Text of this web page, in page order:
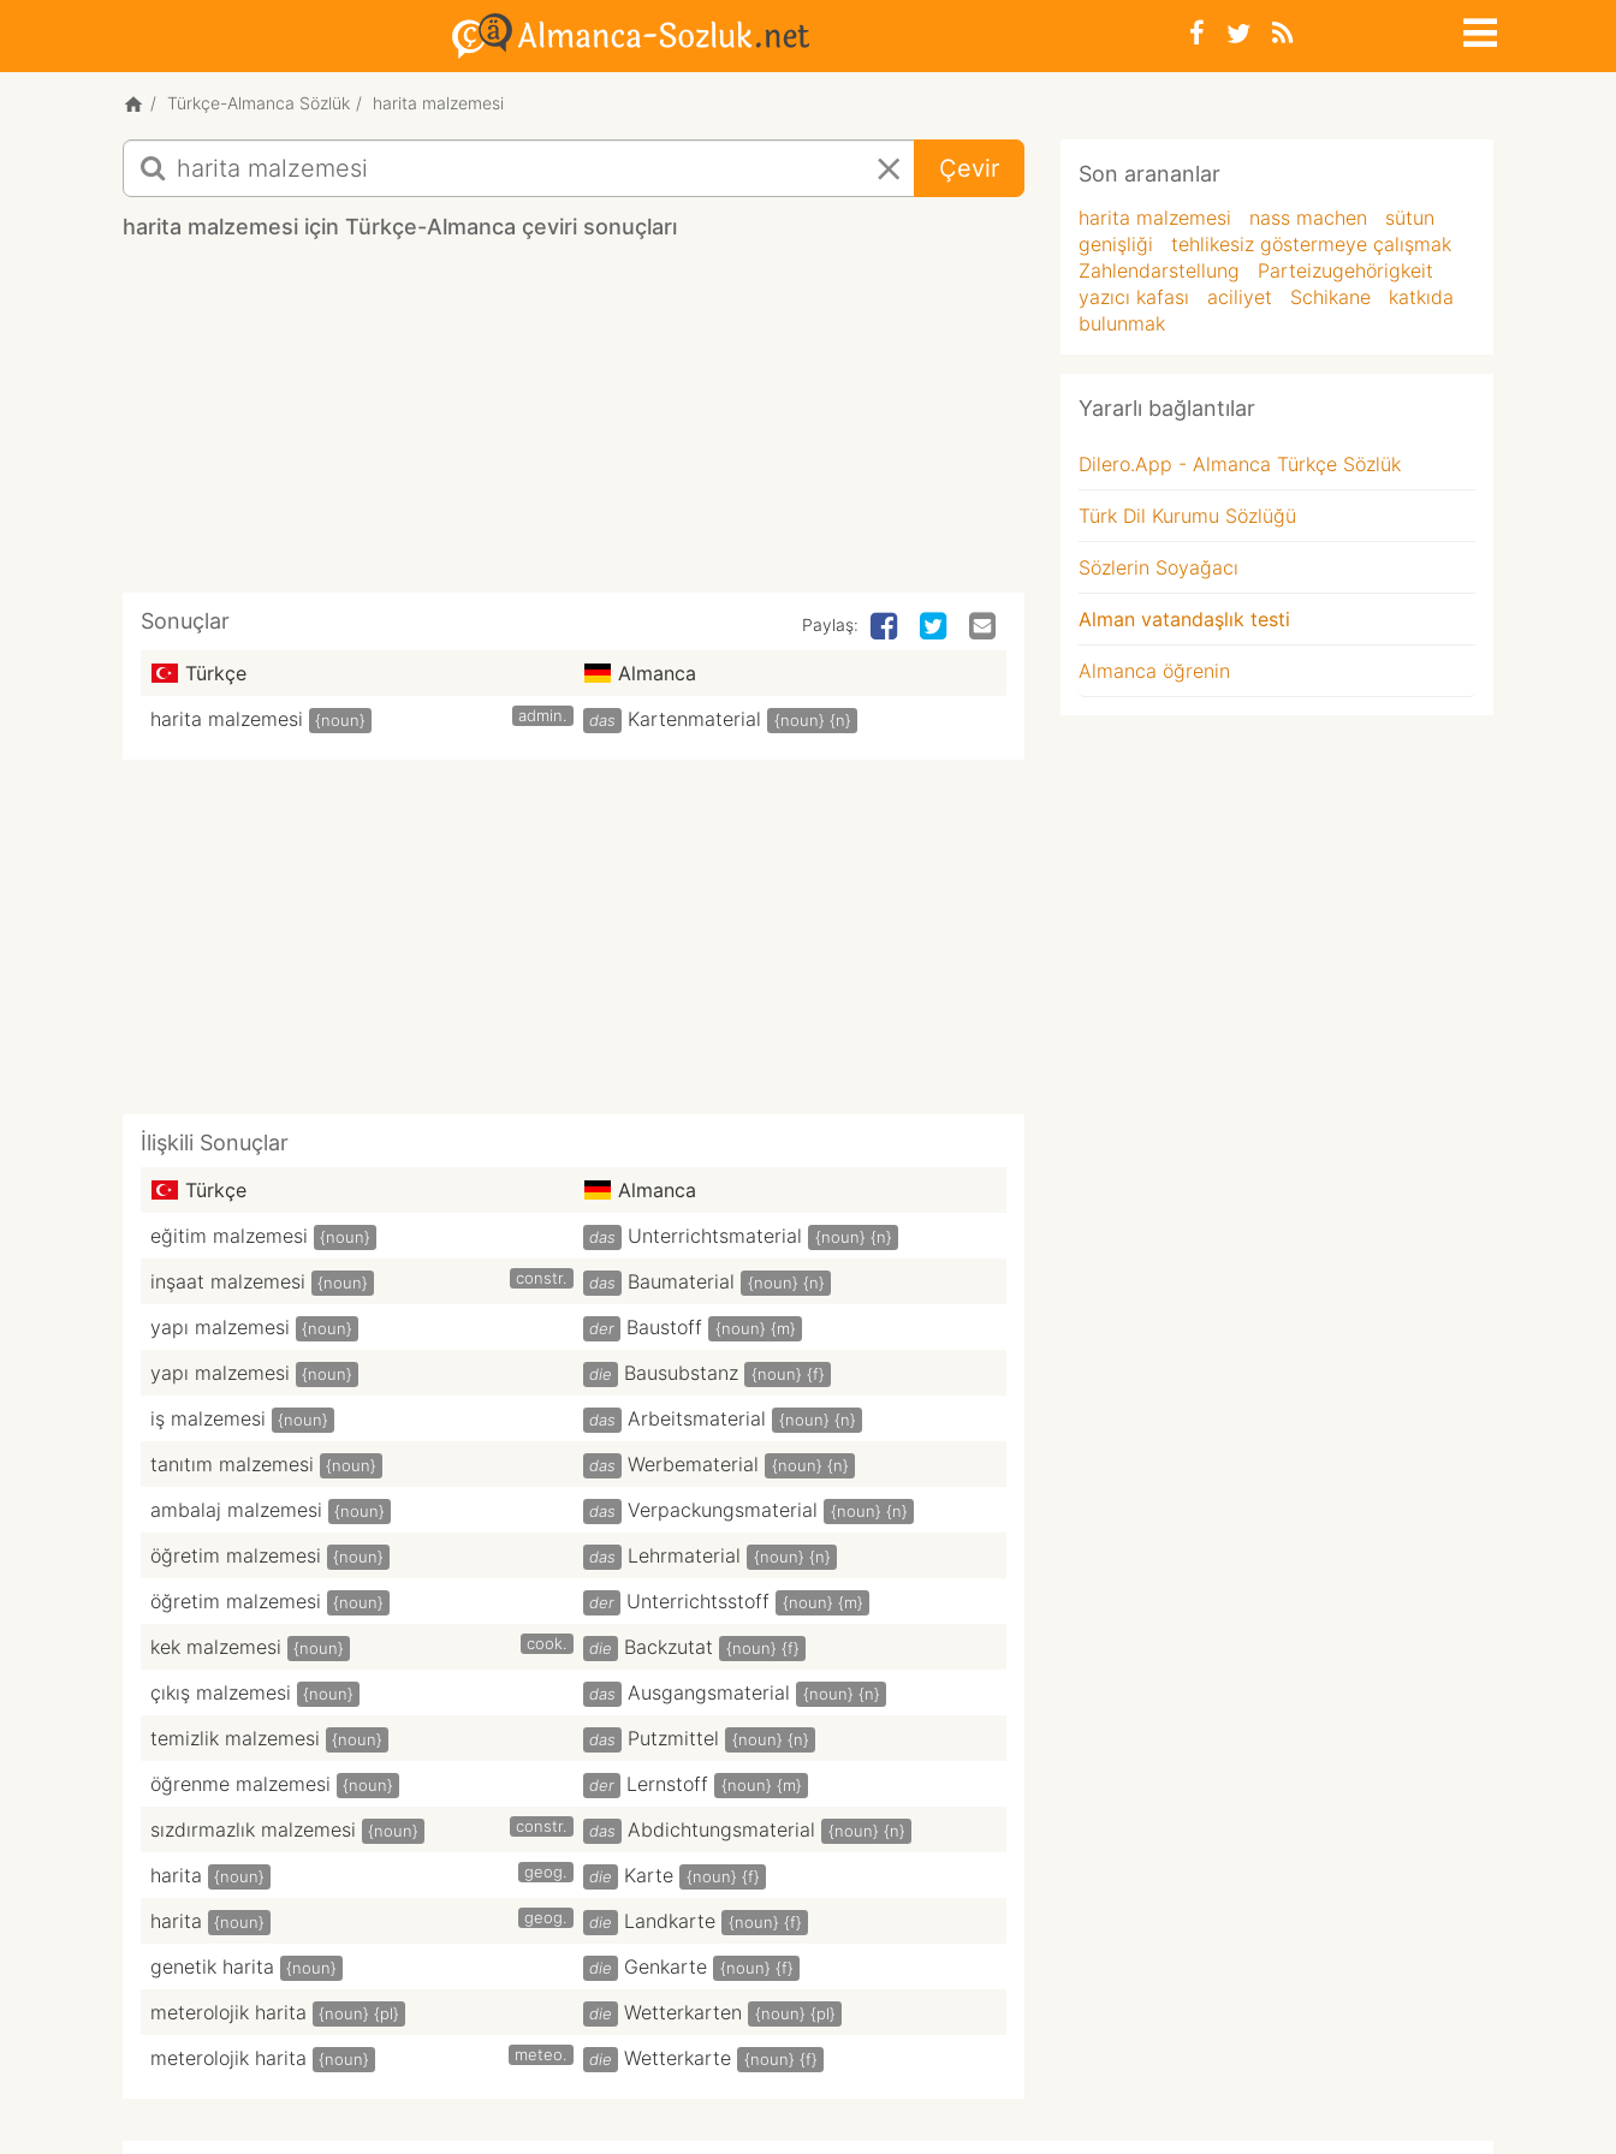
Türkçe-Almanca Sözlük harita malzemesi
harita
malzemesi
için
Türkçe-
Çevir
harita malzemesi için Türkçe-Almanca çeviri sonuçları
Sonuçlar Paylaş:
Türkçe
Almanca
harita malzemesi
{noun} admin. das Kartenmaterial {noun} {n}
İlişkili Sonuçlar
Türkçe
Almanca
eğitim malzemesi
{noun} das Unterrichtsmaterial {noun} {n}
inşaat malzemesi {noun} constr. das Baumaterial {noun} {n}
yapı malzemesi {noun} der Baustoff {noun} {m}
yapı malzemesi {noun} die Bausubstanz {noun} {f}
iş malzemesi {noun} das Arbeitsmaterial {noun} {n}
tanıtım malzemesi {noun} das Werbematerial {noun} {n}
ambalaj malzemesi {noun} das Verpackungsmaterial {noun} {n}
öğretim malzemesi {noun} das Lehrmaterial {noun} {n}
öğretim malzemesi {noun} der Unterrichtsstoff {noun} {m}
kek malzemesi {noun} cook. die Backzutat {noun} {f}
çıkış malzemesi {noun} das Ausgangsmaterial {noun} {n}
temizlik malzemesi {noun} das Putzmittel {noun} {n}
öğrenme malzemesi {noun} der Lernstoff {noun} {m}
sızdırmazlık malzemesi {noun} constr. das Abdichtungsmaterial {noun} {n}
harita {noun} geog. die Karte {noun} {f}
harita {noun} geog. die Landkarte {noun} {f}
genetik harita {noun} die Genkarte {noun} {f}
meterolojik harita {noun} {pl} die Wetterkarten {noun} {pl}
meterolojik harita {noun} meteo. die Wetterkarte {noun} {f}
Son arananlar
harita malzemesi nass machen
sütun
genişliği
tehlikesiz göstermeye çalışmak
Zahlendarstellung
Parteizugehörigkeit
yazıcı kafası
aciliyet Schikane
katkıda
bulunmak
Yararlı bağlantılar
Dilero.App - Almanca Türkçe Sözlük
Türk Dil Kurumu Sözlüğü
Sözlerin Soyağacı
Alman vatandaşlık testi
Almanca öğrenin